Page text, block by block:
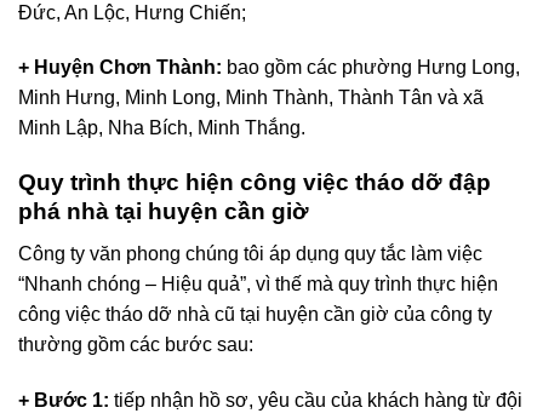
Đức, An Lộc, Hưng Chiến;
+ Huyện Chơn Thành: bao gồm các phường Hưng Long,
Minh Hưng, Minh Long, Minh Thành, Thành Tân và xã
Minh Lập, Nha Bích, Minh Thắng.
Quy trình thực hiện công việc tháo dỡ đập
phá nhà tại huyện cần giờ
Công ty văn phong chúng tôi áp dụng quy tắc làm việc
“Nhanh chóng – Hiệu quả”, vì thế mà quy trình thực hiện
công việc tháo dỡ nhà cũ tại huyện cần giờ của công ty
thường gồm các bước sau:
+ Bước 1: tiếp nhận hồ sơ, yêu cầu của khách hàng từ đội